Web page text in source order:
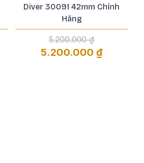
Diver 30091 42mm Chính
Hãng
5.200.000 ₫
5.200.000 ₫